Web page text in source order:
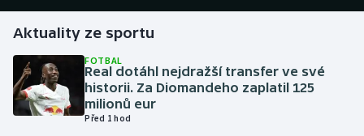
Futsal
Gymnastika
Aktuality ze sportu
FOTBAL
Real dotáhl nejdražší transfer ve své
historii. Za Diomandeho zaplatil 125
milionů eur
Před 1 hod